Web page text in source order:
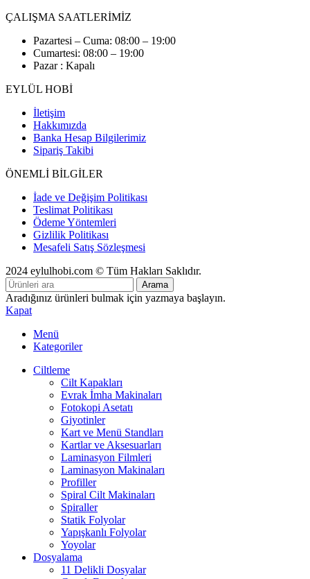
ÇALIŞMA SAATLERİMİZ
Pazartesi – Cuma: 08:00 – 19:00
Cumartesi: 08:00 – 19:00
Pazar : Kapalı
EYLÜL HOBİ
İletişim
Hakkımızda
Banka Hesap Bilgilerimiz
Sipariş Takibi
ÖNEMLİ BİLGİLER
İade ve Değişim Politikası
Teslimat Politikası
Ödeme Yöntemleri
Gizlilik Politikası
Mesafeli Satış Sözleşmesi
2024 eylulhobi.com © Tüm Hakları Saklıdır.
Arama
Aradığınız ürünleri bulmak için yazmaya başlayın.
Kapat
Menü
Kategoriler
Ciltleme
Cilt Kapakları
Evrak İmha Makinaları
Fotokopi Asetatı
Giyotinler
Kart ve Menü Standları
Kartlar ve Aksesuarları
Laminasyon Filmleri
Laminasyon Makinaları
Profiller
Spiral Cilt Makinaları
Spiraller
Statik Folyolar
Yapışkanlı Folyolar
Yoyolar
Dosyalama
11 Delikli Dosyalar